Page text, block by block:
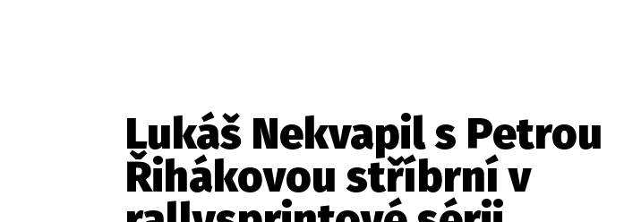
Český trh
Tuning
Profi
Lukáš Nekvapil s Petrou
Řihákovou stříbrní v